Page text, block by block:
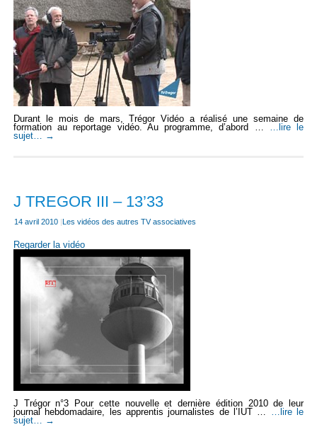
Durant le mois de mars, Trégor Vidéo a réalisé une semaine de
formation au reportage vidéo. Au programme, d’abord … …lire le
sujet… →
J TREGOR III – 13’33
14 avril 2010 Les vidéos des autres TV associatives
Regarder la vidéo
J Trégor n°3 Pour cette nouvelle et dernière édition 2010 de leur
journal hebdomadaire, les apprentis journalistes de l’IUT … …lire le
sujet… →